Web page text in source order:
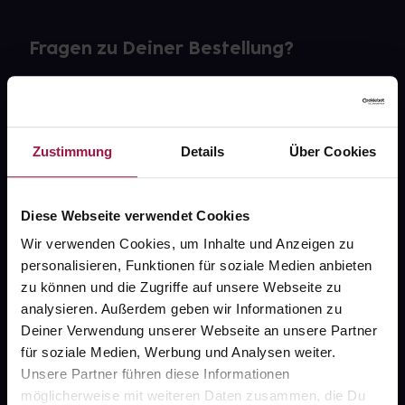
Zustimmung Details Über Cookies
Diese Webseite verwendet Cookies
Wir verwenden Cookies, um Inhalte und Anzeigen zu
personalisieren, Funktionen für soziale Medien anbieten
zu können und die Zugriffe auf unsere Webseite zu
analysieren. Außerdem geben wir Informationen zu
Deiner Verwendung unserer Webseite an unsere Partner
für soziale Medien, Werbung und Analysen weiter.
Unsere Partner führen diese Informationen
möglicherweise mit weiteren Daten zusammen, die Du
Fragen zu Deiner Bestellung?
gesund.de
Über uns
Karriere
Newsletter